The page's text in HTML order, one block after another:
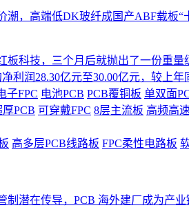
潮，高端低DK玻纤成国产ABF载板“
板科技，三个月后就抛出了一份重量
利润28.30亿元至30.00亿元，较上年
子FPC 电池PCB PCB覆铜板 单双面
厚PCB 可穿戴FPC 8层主流板 高频高
高多层PCB线路板 FPC柔性电路板
制潜在传导，PCB 海外建厂成为产